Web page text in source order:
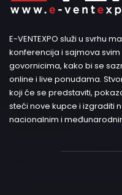
E-VENTEXPO služi u svrhu
konferencija i sajmova
govornicima, kako bi se
online i live ponudama.
koji će se predstaviti,
steći nove kupce i izgraditi
nacionalnim i